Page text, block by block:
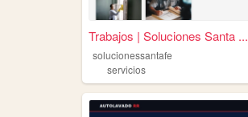
Trabajos | Soluciones Santa ...
solucionessantafe
servicios